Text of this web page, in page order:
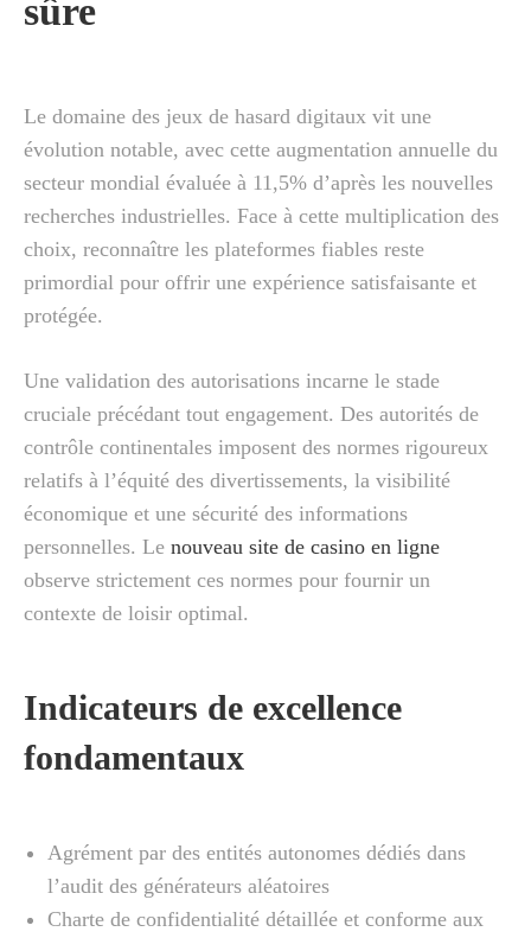
sûre
Le domaine des jeux de hasard digitaux vit une
évolution notable, avec cette augmentation annuelle du
secteur mondial évaluée à 11,5% d’après les nouvelles
recherches industrielles. Face à cette multiplication des
choix, reconnaître les plateformes fiables reste
primordial pour offrir une expérience satisfaisante et
protégée.
Une validation des autorisations incarne le stade
cruciale précédant tout engagement. Des autorités de
contrôle continentales imposent des normes rigoureux
relatifs à l’équité des divertissements, la visibilité
économique et une sécurité des informations
personnelles. Le nouveau site de casino en ligne
observe strictement ces normes pour fournir un
contexte de loisir optimal.
Indicateurs de excellence
fondamentaux
Agrément par des entités autonomes dédiés dans
l’audit des générateurs aléatoires
Charte de confidentialité détaillée et conforme aux